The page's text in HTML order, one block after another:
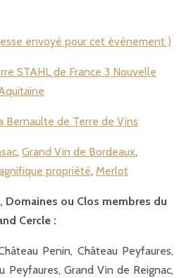
envoyé pour cet évènement )
STAHL de France 3 Nouvelle
Bernaulte de Terre de Vins
, Grand Vin de Bordeaux,
propriété, Merlot
Domaines ou Clos membres du
Cercle :
Penin, Château Peyfaures,
Grand Vin de Reignac,